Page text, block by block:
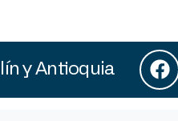
y Antioquia